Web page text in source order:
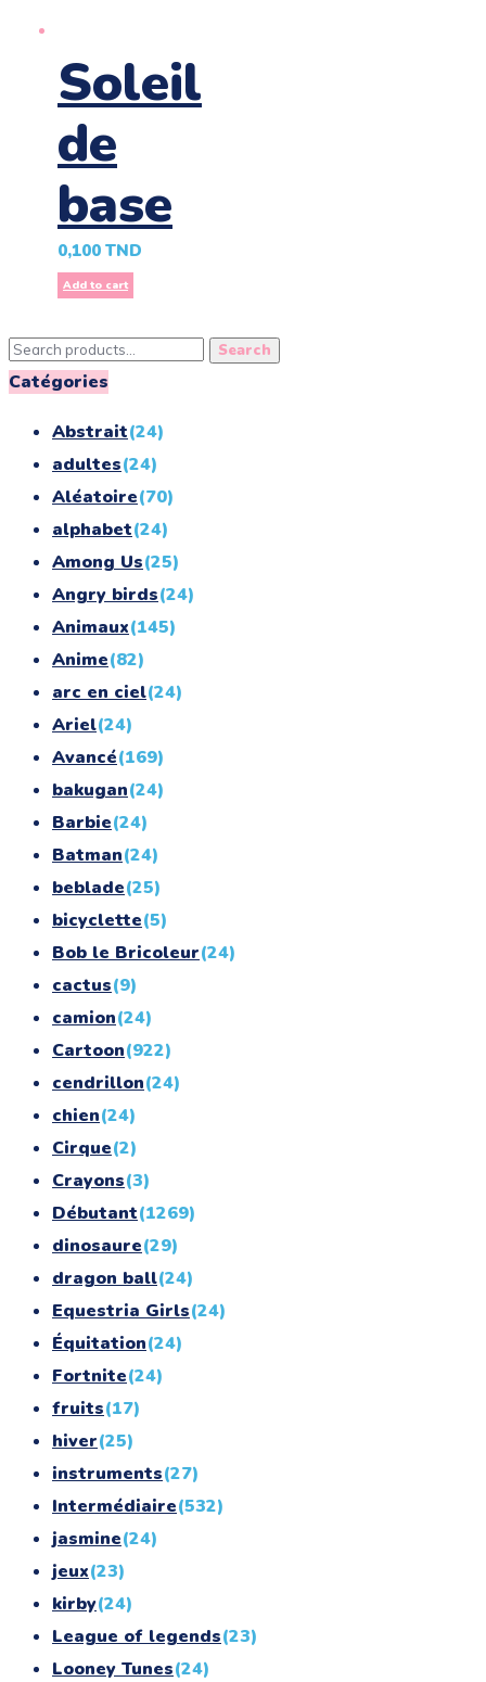
Soleil
de
base
0,100 TND
Add to cart
Search
for:
Search
Catégories
Abstrait(24)
adultes(24)
Aléatoire(70)
alphabet(24)
Among Us(25)
Angry birds(24)
Animaux(145)
Anime(82)
arc en ciel(24)
Ariel(24)
Avancé(169)
bakugan(24)
Barbie(24)
Batman(24)
beblade(25)
bicyclette(5)
Bob le Bricoleur(24)
cactus(9)
camion(24)
Cartoon(922)
cendrillon(24)
chien(24)
Cirque(2)
Crayons(3)
Débutant(1269)
dinosaure(29)
dragon ball(24)
Equestria Girls(24)
Équitation(24)
Fortnite(24)
fruits(17)
hiver(25)
instruments(27)
Intermédiaire(532)
jasmine(24)
jeux(23)
kirby(24)
League of legends(23)
Looney Tunes(24)